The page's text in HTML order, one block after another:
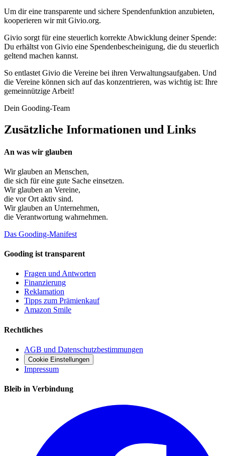
Um dir eine transparente und sichere Spendenfunktion anzubieten,
kooperieren wir mit Givio.org.
Givio sorgt für eine steuerlich korrekte Abwicklung deiner Spende:
Du erhältst von Givio eine Spendenbescheinigung, die du steuerlich
geltend machen kannst.
So entlastet Givio die Vereine bei ihren Verwaltungsaufgaben. Und
die Vereine können sich auf das konzentrieren, was wichtig ist: Ihre
gemeinnützige Arbeit!
Dein Gooding-Team
Zusätzliche Informationen und Links
An was wir glauben
Wir glauben an Menschen,
die sich für eine gute Sache einsetzen.
Wir glauben an Vereine,
die vor Ort aktiv sind.
Wir glauben an Unternehmen,
die Verantwortung wahrnehmen.
Das Gooding-Manifest
Gooding ist transparent
Fragen und Antworten
Finanzierung
Reklamation
Tipps zum Prämienkauf
Amazon Smile
Rechtliches
AGB und Datenschutzbestimmungen
Cookie Einstellungen
Impressum
Bleib in Verbindung